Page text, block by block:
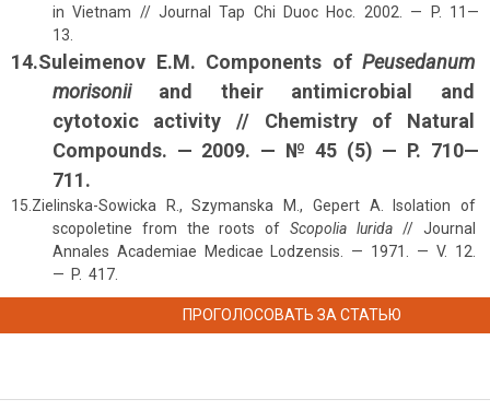
in Vietnam // Journal Tap Chi Duoc Hoc. 2002. — P. 11—
13.
14.Suleimenov E.M. Components of Peusedanum
morisonii and their antimicrobial and
cytotoxic activity // Chemistry of Natural
Compounds. — 2009. — № 45 (5) — P. 710—
711.
15.Zielinska-Sowicka R., Szymanska M., Gepert A. Isolation of
scopoletine from the roots ofScopolia lurida // Journal
Annales Academiae Medicae Lodzensis. — 1971. — V. 12.
— P. 417.
ПРОГОЛОСОВАТЬ ЗА СТАТЬЮ